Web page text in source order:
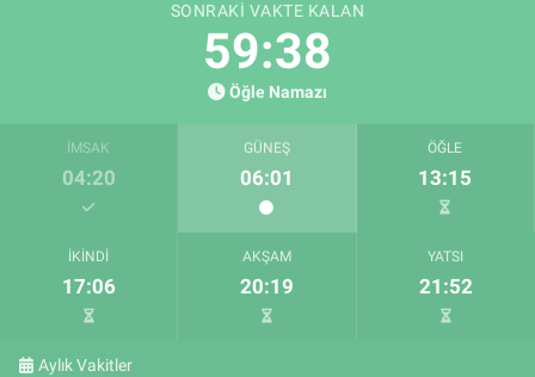
SONRAKI VAKTE KALAN
59:37
Öğle Namazı
İMSAK
04:20
GÜNEŞ
06:01
ÖĞLE
13:15
İKINDI
17:06
AKŞAM
20:19
YATSI
21:52
Aylık Vakitler